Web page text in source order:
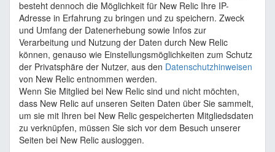
besteht dennoch die Möglichkeit für New Relic Ihre IP-
Adresse in Erfahrung zu bringen und zu speichern. Zweck
und Umfang der Datenerhebung sowie Infos zur
Verarbeitung und Nutzung der Daten durch New Relic
können, genauso wie Einstellungsmöglichkeiten zum Schutz
der Privatsphäre der Nutzer, aus den Datenschutzhinweisen
von New Relic entnommen werden.
Wenn Sie Mitglied bei New Relic sind und nicht möchten,
dass New Relic auf unseren Seiten Daten über Sie sammelt,
um sie mit Ihren bei New Relic gespeicherten Mitgliedsdaten
zu verknüpfen, müssen Sie sich vor dem Besuch unserer
Seiten bei New Relic ausloggen.